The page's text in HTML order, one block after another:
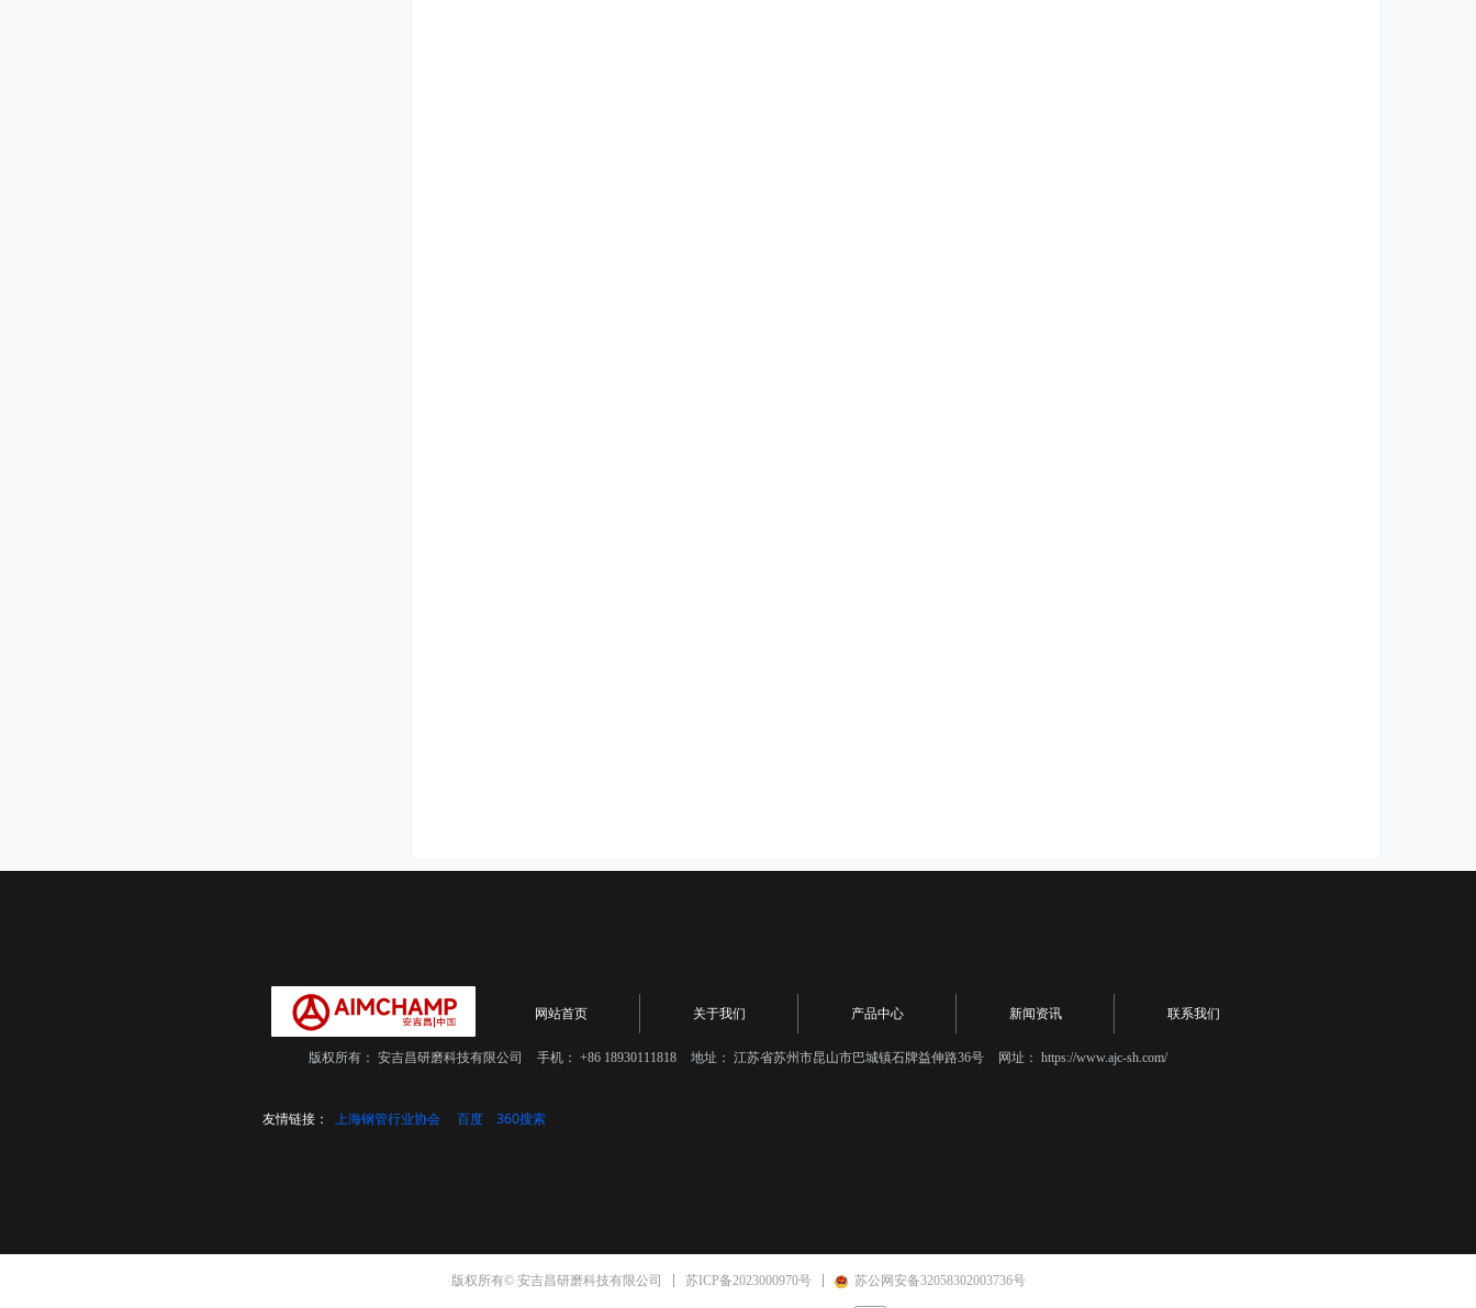
网站首页 关于我们 产品中心 新闻资讯 联系我们
版权所有： 安吉昌研磨科技有限公司 手机： +86 18930111818 地址： 江苏省苏州市昆山市巴城镇石牌益伸路36号 网址： https://www.ajc-sh.com/
友情链接： 上海钢管行业协会 百度 360搜索
版权所有© 安吉昌研磨科技有限公司 苏ICP备2023000970号 苏公网安备32058302003736号